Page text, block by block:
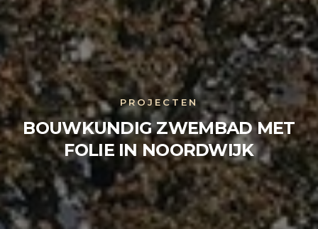
PROJECTEN
BOUWKUNDIG ZWEMBAD MET
FOLIE IN NOORDWIJK